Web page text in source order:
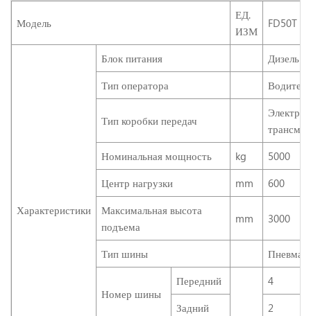
Модель
ЕД.
ИЗМ
FD50T
Характеристики
Блок питания
Дизель
Тип оператора
Тип коробки передач
Номинальная мощность
kg
5000
Центр нагрузки
mm
600
Максимальная высота
подъема
mm 3000
Тип шины
Номер шины
Передний
4
Задний
2